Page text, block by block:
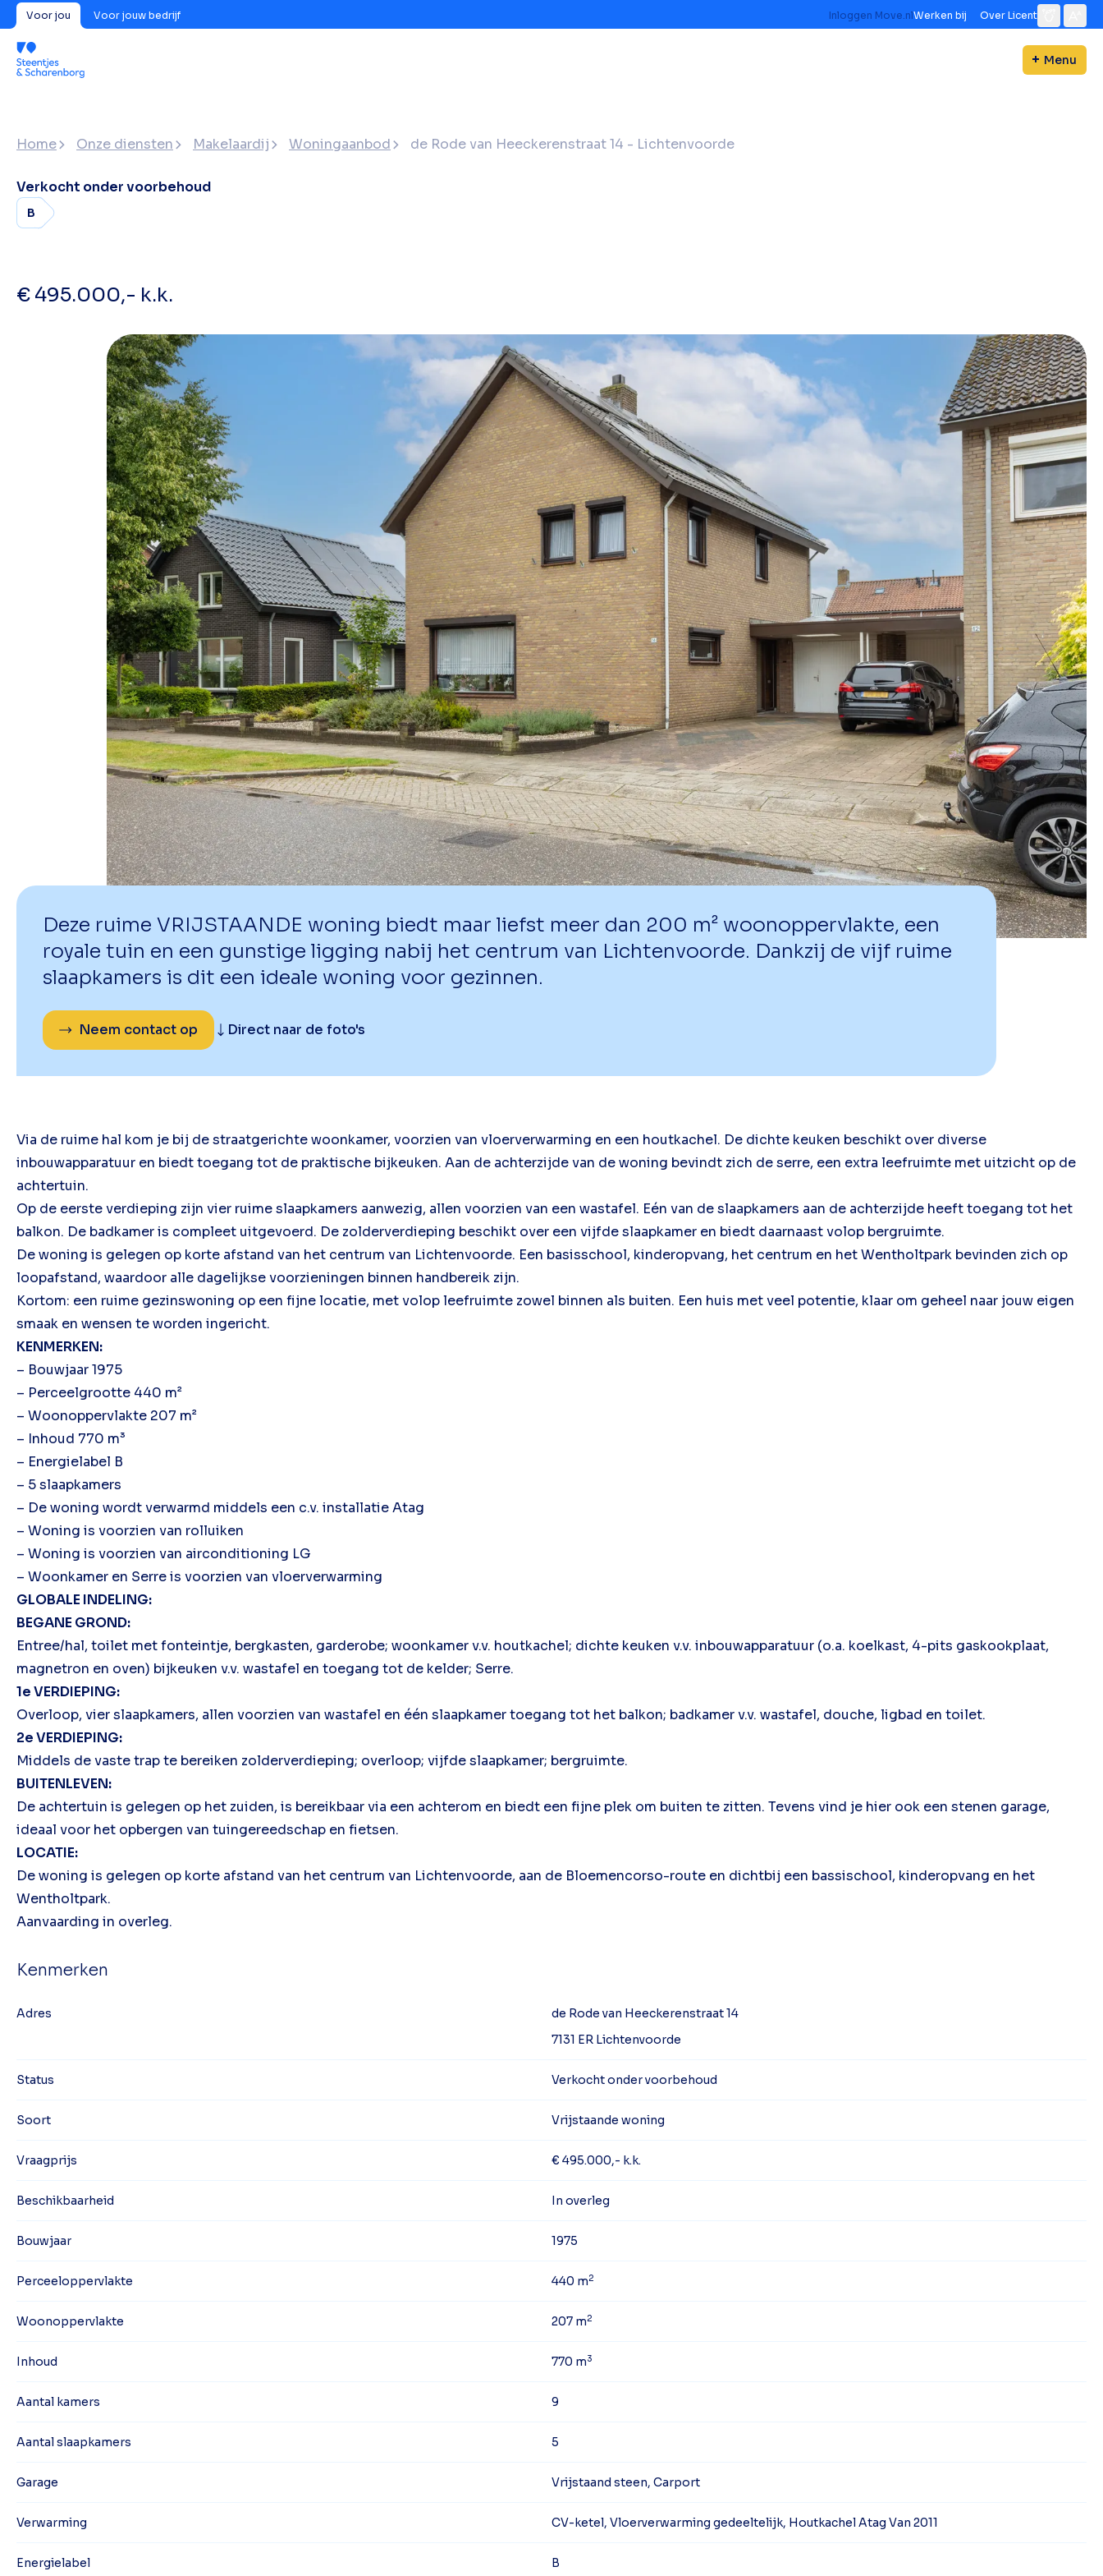
Voor jou Voor jouw bedrijf Inloggen Move.nlWerken bij Over Licent
Menu
Home Onze diensten Makelaardij Woningaanbod de Rode van Heeckerenstraat 14 - Lichtenvoorde
Verkocht onder voorbehoud
B
€ 495.000,- k.k.
Deze ruime VRIJSTAANDE woning biedt maar liefst meer dan 200 m² woonoppervlakte, een
royale tuin en een gunstige ligging nabij het centrum van Lichtenvoorde. Dankzij de vijf ruime
slaapkamers is dit een ideale woning voor gezinnen.
Neem contact op Direct naar de foto's
Via de ruime hal kom je bij de straatgerichte woonkamer, voorzien van vloerverwarming en een houtkachel. De dichte keuken beschikt over diverse
inbouwapparatuur en biedt toegang tot de praktische bijkeuken. Aan de achterzijde van de woning bevindt zich de serre, een extra leefruimte met uitzicht op de
achtertuin.
Op de eerste verdieping zijn vier ruime slaapkamers aanwezig, allen voorzien van een wastafel. Eén van de slaapkamers aan de achterzijde heeft toegang tot het
balkon. De badkamer is compleet uitgevoerd. De zolderverdieping beschikt over een vijfde slaapkamer en biedt daarnaast volop bergruimte.
De woning is gelegen op korte afstand van het centrum van Lichtenvoorde. Een basisschool, kinderopvang, het centrum en het Wentholtpark bevinden zich op
loopafstand, waardoor alle dagelijkse voorzieningen binnen handbereik zijn.
Kortom: een ruime gezinswoning op een fijne locatie, met volop leefruimte zowel binnen als buiten. Een huis met veel potentie, klaar om geheel naar jouw eigen
smaak en wensen te worden ingericht.
KENMERKEN:
– Bouwjaar 1975
– Perceelgrootte 440 m²
– Woonoppervlakte 207 m²
– Inhoud 770 m³
– Energielabel B
– 5 slaapkamers
– De woning wordt verwarmd middels een c.v. installatie Atag
– Woning is voorzien van rolluiken
– Woning is voorzien van airconditioning LG
– Woonkamer en Serre is voorzien van vloerverwarming
GLOBALE INDELING:
BEGANE GROND:
Entree/hal, toilet met fonteintje, bergkasten, garderobe; woonkamer v.v. houtkachel; dichte keuken v.v. inbouwapparatuur (o.a. koelkast, 4-pits gaskookplaat,
magnetron en oven) bijkeuken v.v. wastafel en toegang tot de kelder; Serre.
1e VERDIEPING:
Overloop, vier slaapkamers, allen voorzien van wastafel en één slaapkamer toegang tot het balkon; badkamer v.v. wastafel, douche, ligbad en toilet.
2e VERDIEPING:
Middels de vaste trap te bereiken zolderverdieping; overloop; vijfde slaapkamer; bergruimte.
BUITENLEVEN:
De achtertuin is gelegen op het zuiden, is bereikbaar via een achterom en biedt een fijne plek om buiten te zitten. Tevens vind je hier ook een stenen garage,
ideaal voor het opbergen van tuingereedschap en fietsen.
LOCATIE:
De woning is gelegen op korte afstand van het centrum van Lichtenvoorde, aan de Bloemencorso-route en dichtbij een bassischool, kinderopvang en het
Wentholtpark.
Aanvaarding in overleg.
Kenmerken
Adres
de Rode van Heeckerenstraat 14
7131 ER Lichtenvoorde
Status Verkocht onder voorbehoud
Soort Vrijstaande woning
Vraagprijs € 495.000,- k.k.
Beschikbaarheid In overleg
Bouwjaar 1975
Perceeloppervlakte 440 m2
Woonoppervlakte 207 m2
Inhoud 770 m3
Aantal kamers 9
Aantal slaapkamers 5
Garage Vrijstaand steen, Carport
Verwarming CV-ketel, Vloerverwarming gedeeltelijk, Houtkachel Atag Van 2011
Energielabel B